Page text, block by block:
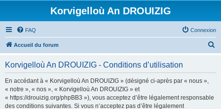
Korvigelloù An DROUIZIG
FAQ Connexion
Accueil du forum
Korvigelloù An DROUIZIG - Conditions d’utilisation
En accédant à « Korvigelloù An DROUIZIG » (désigné ci-après par « nous »,
« notre », « nos », « Korvigelloù An DROUIZIG » et
« https://drouizig.org/phpBB3 »), vous acceptez d’être légalement responsable
des conditions suivantes. Si vous n’acceptez pas d’être légalement